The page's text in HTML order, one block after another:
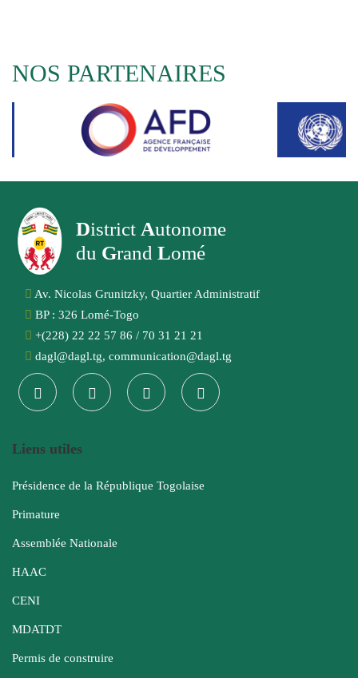
NOS PARTENAIRES
District Autonome
du Grand Lomé
Av. Nicolas Grunitzky, Quartier Administratif
BP : 326 Lomé-Togo
+(228) 22 22 57 86 / 70 31 21 21
dagl@dagl.tg, communication@dagl.tg
Liens utiles
Présidence de la République Togolaise
Primature
Assemblée Nationale
HAAC
CENI
MDATDT
Permis de construire